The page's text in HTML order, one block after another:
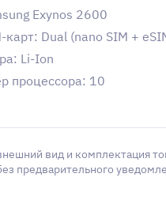
Exynos 2600
карт: Dual (nano SIM +
Li-Ion
процессора: 10
вид и комплектация
предварительного